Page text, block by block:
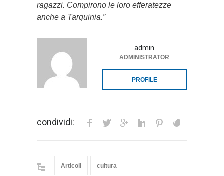
ragazzi. Compirono le loro efferatezze
anche a Tarquinia.”
admin
ADMINISTRATOR
PROFILE
condividi:
Articoli cultura